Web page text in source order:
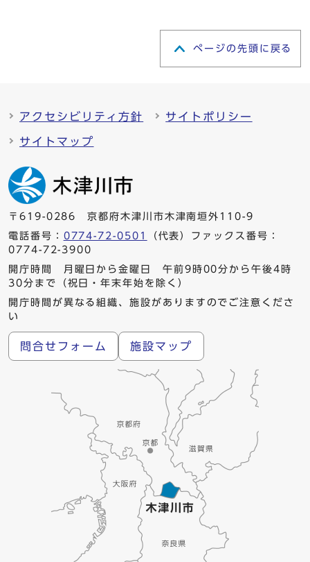
ページの先頭に戻る
アクセシビリティ方針 サイトポリシー
サイトマップ
〒619-0286 京都府木津川市木津南垣外110-9
電話番号： 0774-72-0501
（代表）ファックス番号：
0774-72-3900
開庁時間 月曜日から金曜日 午前9時00分から午後4時
30分まで（祝日・年末年始を除く）
開庁時間が異なる組織、施設がありますのでご注意くださ
い
問合せフォーム 施設マップ